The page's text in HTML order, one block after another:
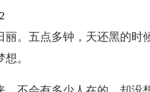
丽。五点多钟，天还黑的时
。